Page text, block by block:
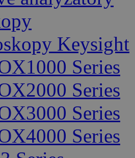
Keysight
Series
Series
Series
Series